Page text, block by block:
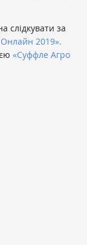
слідкувати за
2019».
«Суффле Агро